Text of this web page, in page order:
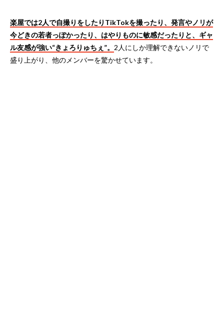
楽屋では2人で自撮りをしたりTikTokを撮ったり、発言やノリが
今どきの若者っぽかったり、はやりものに敏感だったりと、ギャ
ル友感が強い“きょろりゅちぇ”。 2人にしか理解できないノリで
盛り上がり、他のメンバーを驚かせています。